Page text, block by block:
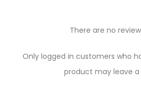
There are no
Only logged in customers who
product may leave a